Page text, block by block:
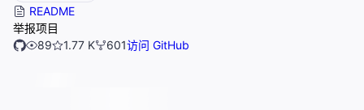
README
举报项目
89
1.77 K 601访问 GitHub